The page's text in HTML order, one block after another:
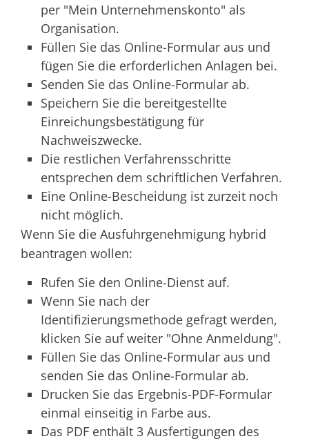
per "Mein Unternehmenskonto" als
Organisation.
Füllen Sie das Online-Formular aus und
fügen Sie die erforderlichen Anlagen bei.
Senden Sie das Online-Formular ab.
Speichern Sie die bereitgestellte
Einreichungsbestätigung für
Nachweiszwecke.
Die restlichen Verfahrensschritte
entsprechen dem schriftlichen Verfahren.
Eine Online-Bescheidung ist zurzeit noch
nicht möglich.
Wenn Sie die Ausfuhrgenehmigung hybrid
beantragen wollen:
Rufen Sie den Online-Dienst auf.
Wenn Sie nach der
Identifizierungsmethode gefragt werden,
klicken Sie auf weiter "Ohne Anmeldung".
Füllen Sie das Online-Formular aus und
senden Sie das Online-Formular ab.
Drucken Sie das Ergebnis-PDF-Formular
einmal einseitig in Farbe aus.
Das PDF enthält 3 Ausfertigungen des